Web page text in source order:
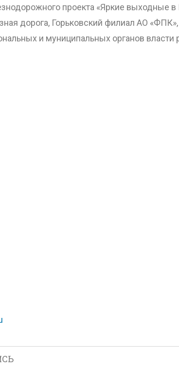
проекта «Яркие
дорога, Горьковский филиал АО
и муниципальных органов власти